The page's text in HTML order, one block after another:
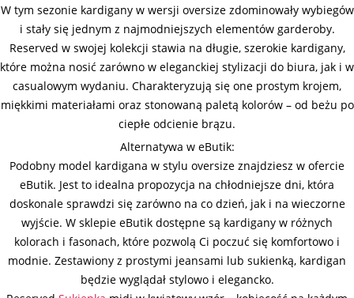
W tym sezonie kardigany w wersji oversize zdominowały wybiegów
i stały się jednym z najmodniejszych elementów garderoby.
Reserved w swojej kolekcji stawia na długie, szerokie kardigany,
które można nosić zarówno w eleganckiej stylizacji do biura, jak i w
casualowym wydaniu. Charakteryzują się one prostym krojem,
miękkimi materiałami oraz stonowaną paletą kolorów – od beżu po
ciepłe odcienie brązu.
Alternatywa w eButik:
Podobny model kardigana w stylu oversize znajdziesz w ofercie
eButik. Jest to idealna propozycja na chłodniejsze dni, która
doskonale sprawdzi się zarówno na co dzień, jak i na wieczorne
wyjście. W sklepie eButik dostępne są kardigany w różnych
kolorach i fasonach, które pozwolą Ci poczuć się komfortowo i
modnie. Zestawiony z prostymi jeansami lub sukienką, kardigan
będzie wyglądał stylowo i elegancko.